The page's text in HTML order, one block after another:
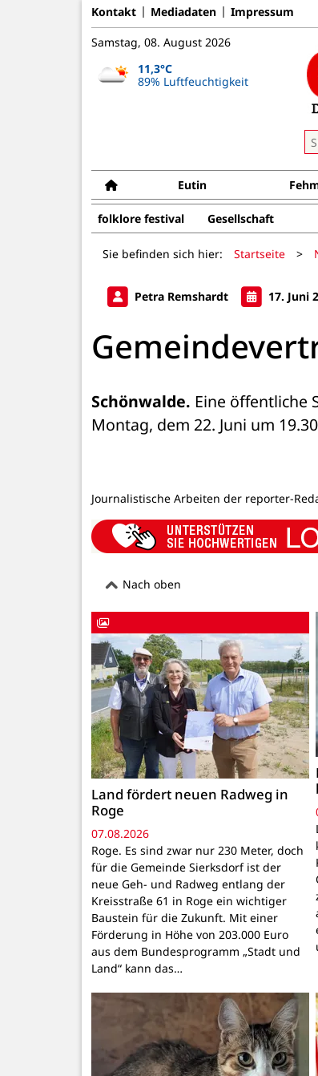
Kontakt Mediadaten Impressum
Samstag, 08. August 2026
11,3°C
89% Luftfeuchtigkeit
Eutin
folklore festival Gesellschaft
Sie befinden sich hier: Startseite >
Petra Remshardt 17. Juni
Schönwalde. Eine öffentliche
Montag, dem 22. Juni um
Journalistische Arbeiten der reporter-
Nach oben
Land fördert neuen Radweg in
Roge
07.08.2026
Roge. Es sind zwar nur 230 Meter, doch
für die Gemeinde Sierksdorf ist der
neue Geh- und Radweg entlang der
Kreisstraße 61 in Roge ein wichtiger
Baustein für die Zukunft. Mit einer
Förderung in Höhe von 203.000 Euro
aus dem Bundesprogramm „Stadt und
Land“ kann das…